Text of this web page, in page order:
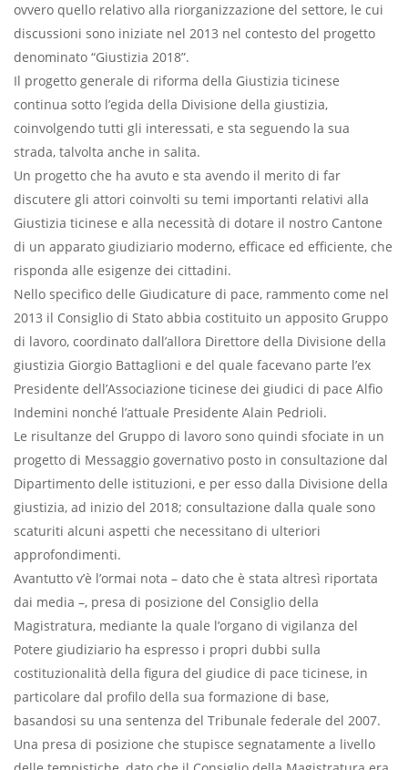
ovvero quello relativo alla riorganizzazione del settore, le cui
discussioni sono iniziate nel 2013 nel contesto del progetto
denominato “Giustizia 2018”.
Il progetto generale di riforma della Giustizia ticinese
continua sotto l’egida della Divisione della giustizia,
coinvolgendo tutti gli interessati, e sta seguendo la sua
strada, talvolta anche in salita.
Un progetto che ha avuto e sta avendo il merito di far
discutere gli attori coinvolti su temi importanti relativi alla
Giustizia ticinese e alla necessità di dotare il nostro Cantone
di un apparato giudiziario moderno, efficace ed efficiente, che
risponda alle esigenze dei cittadini.
Nello specifico delle Giudicature di pace, rammento come nel
2013 il Consiglio di Stato abbia costituito un apposito Gruppo
di lavoro, coordinato dall’allora Direttore della Divisione della
giustizia Giorgio Battaglioni e del quale facevano parte l’ex
Presidente dell’Associazione ticinese dei giudici di pace Alfio
Indemini nonché l’attuale Presidente Alain Pedrioli.
Le risultanze del Gruppo di lavoro sono quindi sfociate in un
progetto di Messaggio governativo posto in consultazione dal
Dipartimento delle istituzioni, e per esso dalla Divisione della
giustizia, ad inizio del 2018; consultazione dalla quale sono
scaturiti alcuni aspetti che necessitano di ulteriori
approfondimenti.
Avantutto v’è l’ormai nota – dato che è stata altresì riportata
dai media –, presa di posizione del Consiglio della
Magistratura, mediante la quale l’organo di vigilanza del
Potere giudiziario ha espresso i propri dubbi sulla
costituzionalità della figura del giudice di pace ticinese, in
particolare dal profilo della sua formazione di base,
basandosi su una sentenza del Tribunale federale del 2007.
Una presa di posizione che stupisce segnatamente a livello